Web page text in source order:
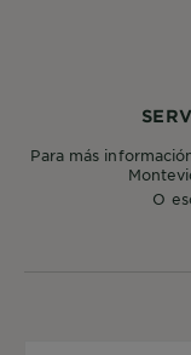
Para más
O